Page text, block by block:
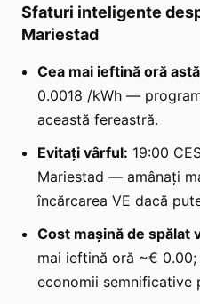
Sfaturi inteligente
Mariestad
Cea mai ieftină oră
0.0018 /kWh —
această fereastră.
Evitați vârful: 19:00
Mariestad — amânați
încărcarea VE dacă
Cost mașină de spălat
mai ieftină oră ~€
economii semnificative